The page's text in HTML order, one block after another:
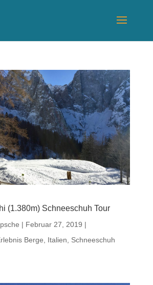
(1.380m) Schneeschuh Tour
| Februar 27, 2019 |
Berge Italien
Schneeschuh